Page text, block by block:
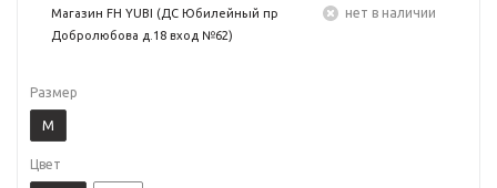
Магазин FH YUBI (ДС Юбилейный пр
Добролюбова д.18 вход №62)
Нет в наличии
Размер
M
Цвет